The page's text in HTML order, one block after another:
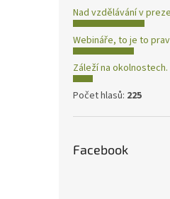
Nad vzdělávání v
Webináře, to je to
Záleží na okolnostech.
Počet hlasů: 225
Facebook